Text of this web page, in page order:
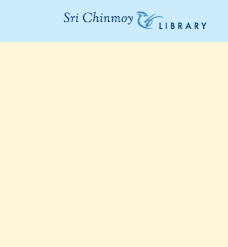
Knihovna Sri